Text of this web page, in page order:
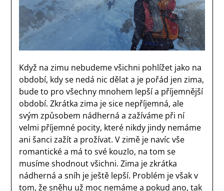
Když na zimu nebudeme všichni pohlížet jako na
období, kdy se nedá nic dělat a je pořád jen zima,
bude to pro všechny mnohem lepší a příjemnější
období. Zkrátka zima je sice nepříjemná, ale
svým způsobem nádherná a zažíváme při ní
velmi příjemné pocity, které nikdy jindy nemáme
ani šanci zažít a prožívat. V zimě je navíc vše
romantické a má to své kouzlo, na tom se
musíme shodnout všichni. Zima je zkrátka
nádherná a sníh je ještě lepší. Problém je však v
tom, že sněhu už moc nemáme a pokud ano, tak